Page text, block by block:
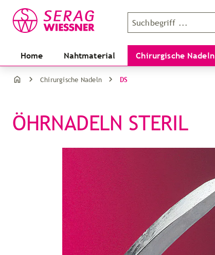
Home Nahtmaterial Chirurgische Nadeln
Chirurgische Nadeln DS
ÖHRNADELN STERIL